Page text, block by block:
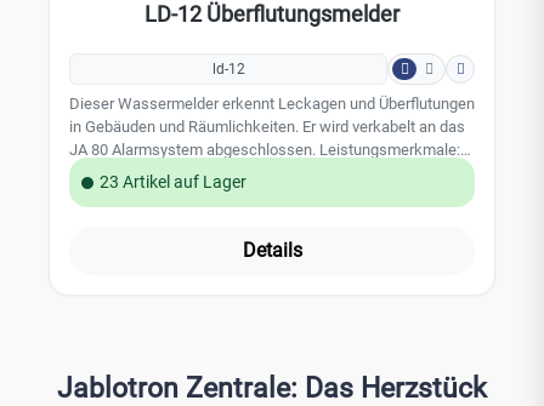
LD-12 Überflutungsmelder
ld-12
Dieser Wassermelder erkennt Leckagen und Überflutungen
in Gebäuden und Räumlichkeiten. Er wird verkabelt an das
JA 80 Alarmsystem abgeschlossen. Leistungsmerkmale:
komplett vergossene Auswertelekronik 2,5 m
Anschlusskabel 12 V Spannungsversorgung über die
23 Artikel auf Lager
Details
Jablotron Zentrale: Das Herzstück